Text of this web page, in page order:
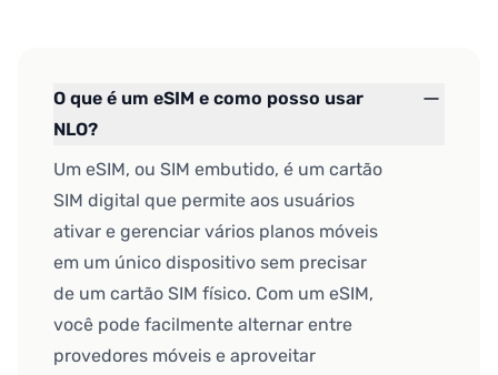
O que é um eSIM e como posso usar
NLO?
Um eSIM, ou SIM embutido, é um cartão
SIM digital que permite aos usuários
ativar e gerenciar vários planos móveis
em um único dispositivo sem precisar
de um cartão SIM físico. Com um eSIM,
você pode facilmente alternar entre
provedores móveis e aproveitar